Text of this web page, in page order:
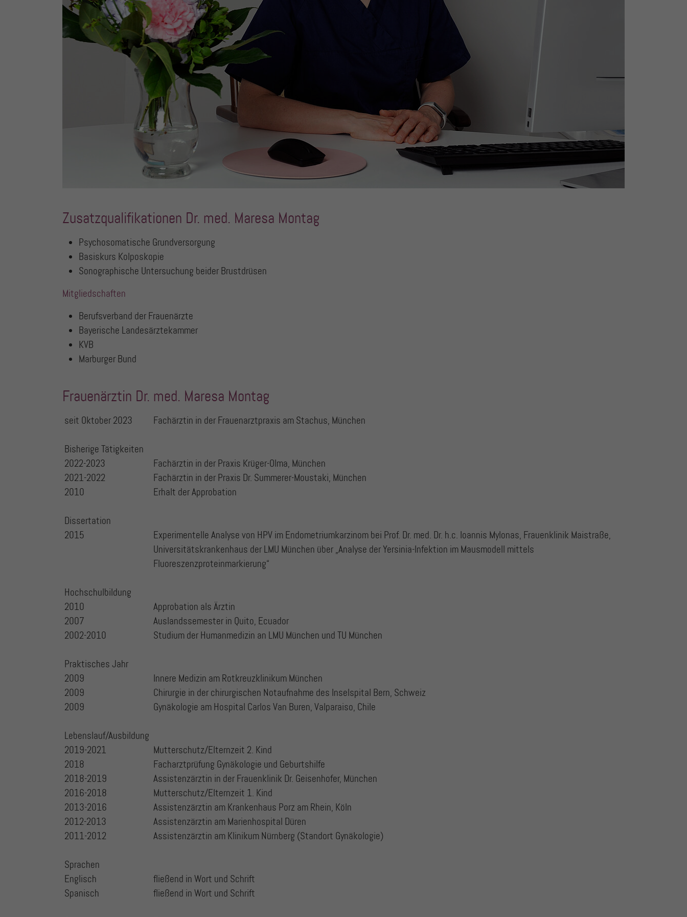
Zusatzqualifikationen Dr. med. Maresa Montag
Psychosomatische Grundversorgung
Basiskurs Kolposkopie
Sonographische Untersuchung beider Brustdrüsen
Mitgliedschaften
Berufsverband der Frauenärzte
Bayerische Landesärztekammer
KVB
Marburger Bund
Frauenärztin Dr. med. Maresa Montag
seit Oktober 2023 Fachärztin in der Frauenarztpraxis am Stachus, München
Bisherige Tätigkeiten
2022-2023
Fachärztin in der Praxis Krüger-Olma, München
2021-2022
Fachärztin in der Praxis Dr. Summerer-Moustaki, München
2010
Erhalt der Approbation
Dissertation
2015
Experimentelle Analyse von HPV im Endometriumkarzinom bei Prof. Dr. med. Dr. h.c. Ioannis Mylonas, Frauenklinik Maistraße,
Universitätskrankenhaus der LMU München über „Analyse der Yersinia-Infektion im Mausmodell mittels
Fluoreszenzproteinmarkierung“
Hochschulbildung
2010
Approbation als Ärztin
2007
Auslandssemester in Quito, Ecuador
2002-2010
Studium der Humanmedizin an LMU München und TU München
Praktisches Jahr
2009
Innere Medizin am Rotkreuzklinikum München
2009
Chirurgie in der chirurgischen Notaufnahme des Inselspital Bern, Schweiz
2009
Gynäkologie am Hospital Carlos Van Buren, Valparaiso, Chile
Lebenslauf/Ausbildung
2019-2021
Mutterschutz/Elternzeit 2. Kind
2018
Facharztprüfung Gynäkologie und Geburtshilfe
2018-2019
Assistenzärztin in der Frauenklinik Dr. Geisenhofer, München
2016-2018
Mutterschutz/Elternzeit 1. Kind
2013-2016
Assistenzärztin am Krankenhaus Porz am Rhein, Köln
2012-2013
Assistenzärztin am Marienhospital Düren
2011-2012
Assistenzärztin am Klinikum Nürnberg (Standort Gynäkologie)
Sprachen
Englisch
fließend in Wort und Schrift
Spanisch
fließend in Wort und Schrift